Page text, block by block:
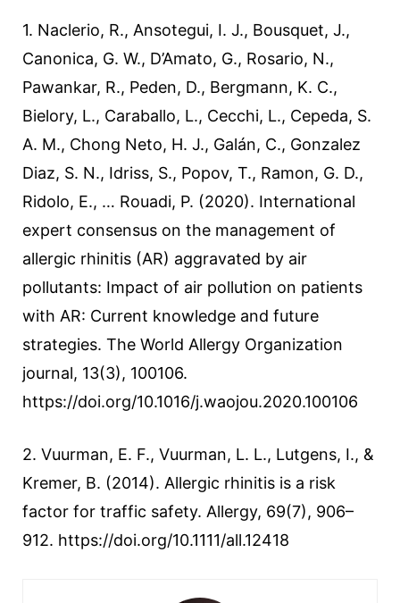
1. Naclerio, R., Ansotegui, I. J., Bousquet, J.,
Canonica, G. W., D’Amato, G., Rosario, N.,
Pawankar, R., Peden, D., Bergmann, K. C.,
Bielory, L., Caraballo, L., Cecchi, L., Cepeda, S.
A. M., Chong Neto, H. J., Galán, C., Gonzalez
Diaz, S. N., Idriss, S., Popov, T., Ramon, G. D.,
Ridolo, E., … Rouadi, P. (2020). International
expert consensus on the management of
allergic rhinitis (AR) aggravated by air
pollutants: Impact of air pollution on patients
with AR: Current knowledge and future
strategies. The World Allergy Organization
journal, 13(3), 100106.
https://doi.org/10.1016/j.waojou.2020.100106
2. Vuurman, E. F., Vuurman, L. L., Lutgens, I., &
Kremer, B. (2014). Allergic rhinitis is a risk
factor for traffic safety. Allergy, 69(7), 906–
912. https://doi.org/10.1111/all.12418